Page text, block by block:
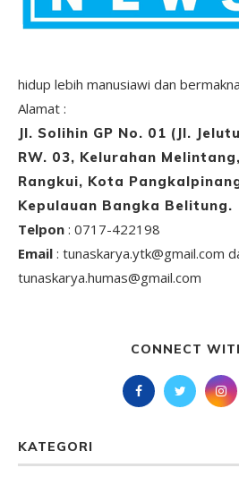
hidup lebih manusiawi dan
Alamat :
Jl. Solihin GP No. 01 (Jl.
RW. 03, Kelurahan
Rangkui, Kota
Kepulauan Bangka Belitung.
Telpon : 0717-422198
Email : tunaskarya.ytk@gmail.com
tunaskarya.humas@gmail.com
CONNECT
KATEGORI